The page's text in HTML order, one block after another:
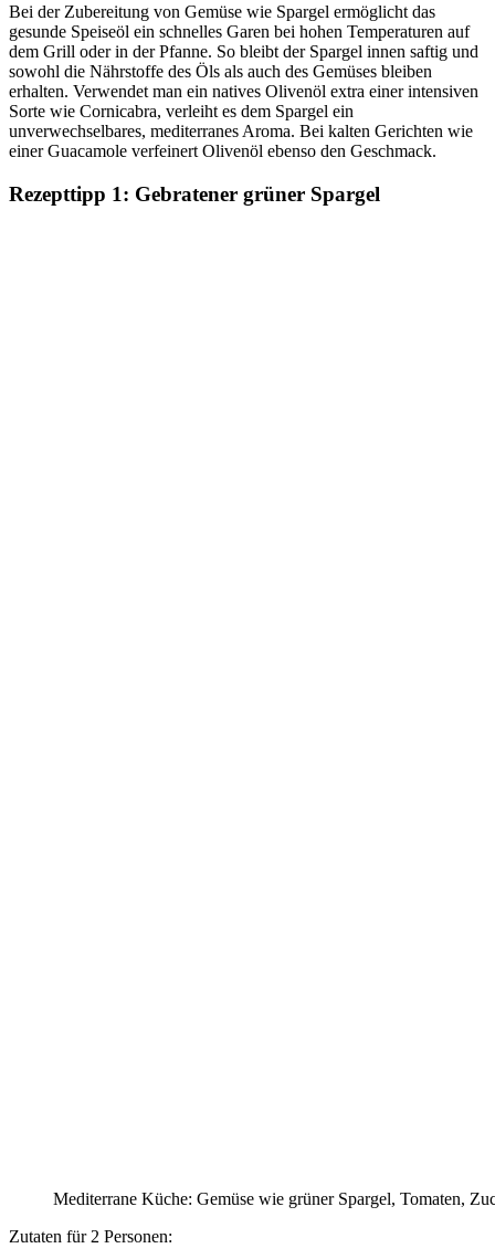
Bei der Zubereitung von Gemüse wie Spargel ermöglicht das
gesunde Speiseöl ein schnelles Garen bei hohen Temperaturen auf
dem Grill oder in der Pfanne. So bleibt der Spargel innen saftig und
sowohl die Nährstoffe des Öls als auch des Gemüses bleiben
erhalten. Verwendet man ein natives Olivenöl extra einer intensiven
Sorte wie Cornicabra, verleiht es dem Spargel ein
unverwechselbares, mediterranes Aroma. Bei kalten Gerichten wie
einer Guacamole verfeinert Olivenöl ebenso den Geschmack.
Rezepttipp 1: Gebratener grüner Spargel
Mediterrane Küche: Gemüse wie grüner Spargel, Tomaten,
Zutaten für 2 Personen: